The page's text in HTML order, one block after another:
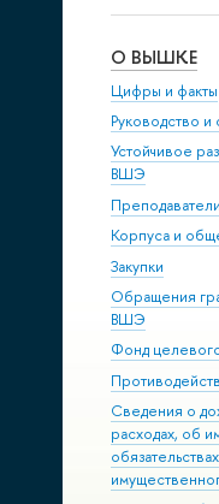
О ВЫШКЕ
Цифры и факты
Руководство и
Устойчивое
ВШЭ
Корпуса и
Закупки
Обращения
ВШЭ
Фонд
Сведения о
расходах, об
обязательствах